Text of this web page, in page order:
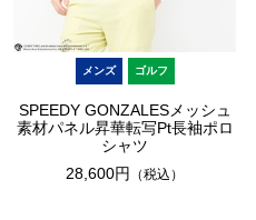
メンズ ゴルフ
SPEEDY GONZALESメッシュ
素材パネル昇華転写Pt長袖ポロ
シャツ
28,600円 （税込）